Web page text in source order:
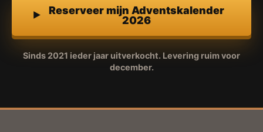
Reserveer mijn Adventskalender
2026
Sinds 2021 ieder jaar uitverkocht. Levering ruim voor
december.